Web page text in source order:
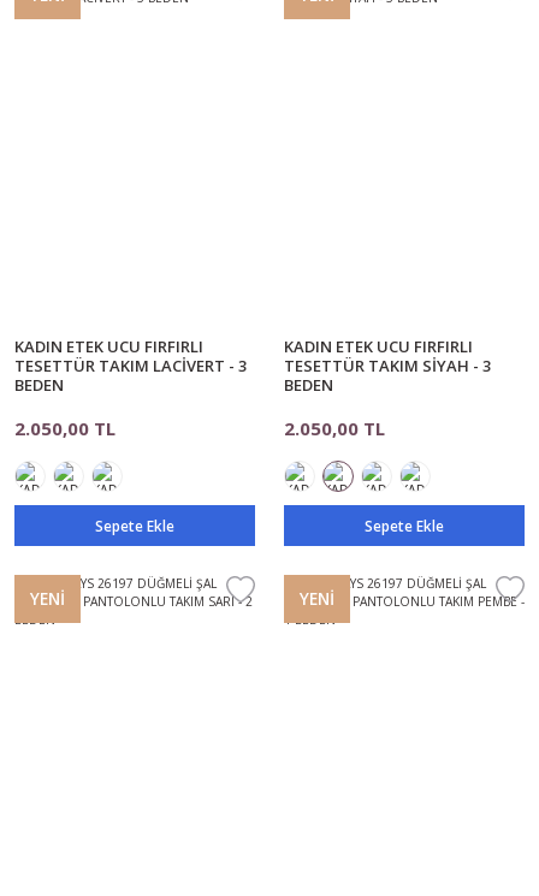
KADIN ETEK UCU FIRFIRLI
TESETTÜR TAKIM LACİVERT - 3
BEDEN
2.050,00 TL
Sepete Ekle
KADIN ETEK UCU FIRFIRLI
TESETTÜR TAKIM SİYAH - 3
BEDEN
2.050,00 TL
Sepete Ekle
YENİ YENİ